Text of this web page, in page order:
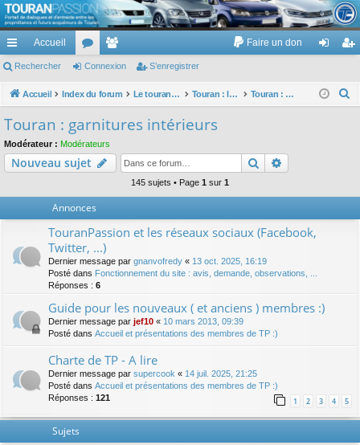
TouranPassion
Le forum des propriétaires ou futurs acquéreurs du Volkswagen Touran
cc
ès
pi
de
Accueil
or
u
e
m
Faire un don
ne nr
Rechercher Connexion S’enregistrer
Accueil Index du forum Le touran dans ses versions I (V1 V2 V3) et II ... Touran : les éléments et équipements extérieurs et intérieurs Touran : garnitures intérieurs
c
Touran : garnitures intérieurs
Modérateur : Modérateurs
Nouveau sujet Rechercher
145 sujets • Page 1 sur 1
Annonces
TouranPassion et les réseaux sociaux (Facebook,
Twitter, ...)
Dernier message par gnanvofredy « 13 oct. 2025, 16:19
Posté dans Fonctionnement du site : avis, demande, observations, ...
Réponses : 6
Guide pour les nouveaux ( et anciens ) membres :)
Dernier message par jef10 « 10 mars 2013, 09:39
Posté dans Accueil et présentations des membres de TP :)
Charte de TP - A lire
Dernier message par supercook « 14 juil. 2025, 21:25
Posté dans Accueil et présentations des membres de TP :)
Réponses : 121 1 2 3 4 5
Sujets